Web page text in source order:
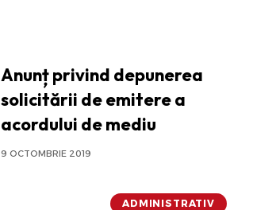
Anunț privind depunerea
solicitării de emitere a
acordului de mediu
9 OCTOMBRIE 2019
ADMINISTRATIV